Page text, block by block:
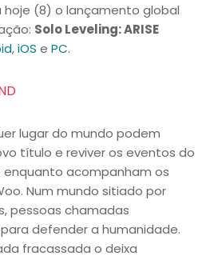
hoje (8) o lançamento global
Solo Leveling: ARISE
,iOS e PC.
lugar do mundo podem
título e reviver os eventos do
acompanham os
Num mundo sitiado por
pessoas chamadas
defender a humanidade.
fracassada o deixa